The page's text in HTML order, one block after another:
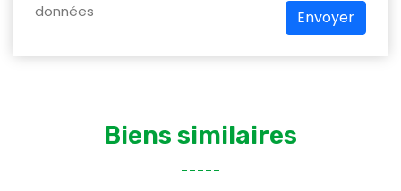
données
Envoyer
Biens similaires